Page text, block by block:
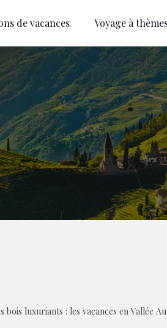
de vacances Voyage à
luxuriants : les vacances en Vallée